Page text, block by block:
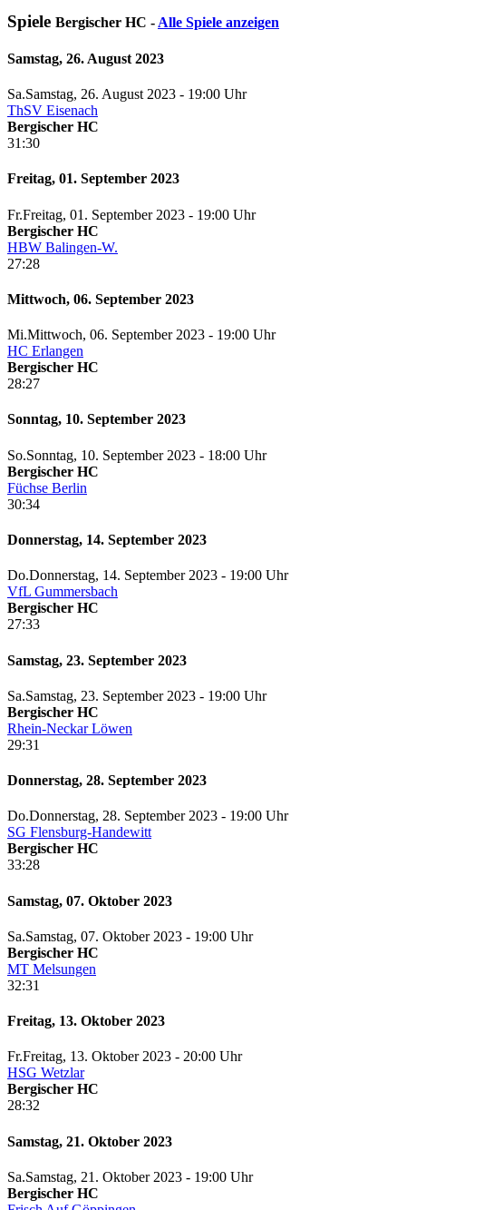
Spiele Bergischer HC - Alle Spiele anzeigen
Samstag, 26. August 2023
Sa.Samstag, 26. August 2023 - 19:00 Uhr
ThSV Eisenach
Bergischer HC
31:30
Freitag, 01. September 2023
Fr.Freitag, 01. September 2023 - 19:00 Uhr
Bergischer HC
HBW Balingen-W.
27:28
Mittwoch, 06. September 2023
Mi.Mittwoch, 06. September 2023 - 19:00 Uhr
HC Erlangen
Bergischer HC
28:27
Sonntag, 10. September 2023
So.Sonntag, 10. September 2023 - 18:00 Uhr
Bergischer HC
Füchse Berlin
30:34
Donnerstag, 14. September 2023
Do.Donnerstag, 14. September 2023 - 19:00 Uhr
VfL Gummersbach
Bergischer HC
27:33
Samstag, 23. September 2023
Sa.Samstag, 23. September 2023 - 19:00 Uhr
Bergischer HC
Rhein-Neckar Löwen
29:31
Donnerstag, 28. September 2023
Do.Donnerstag, 28. September 2023 - 19:00 Uhr
SG Flensburg-Handewitt
Bergischer HC
33:28
Samstag, 07. Oktober 2023
Sa.Samstag, 07. Oktober 2023 - 19:00 Uhr
Bergischer HC
MT Melsungen
32:31
Freitag, 13. Oktober 2023
Fr.Freitag, 13. Oktober 2023 - 20:00 Uhr
HSG Wetzlar
Bergischer HC
28:32
Samstag, 21. Oktober 2023
Sa.Samstag, 21. Oktober 2023 - 19:00 Uhr
Bergischer HC